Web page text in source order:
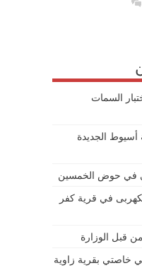
السمات
الجديدة
في حوض الخمسين
في قرية كفر
قبل الوزارة
خاصتي بقرية زاوية